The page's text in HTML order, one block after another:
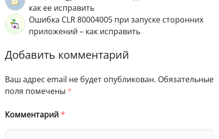
как ее исправить
Ошибка CLR 80004005 при запуске сторонних
приложений – как исправить
Добавить комментарий
Ваш адрес email не будет опубликован. Обязательные
поля помечены *
Комментарий*